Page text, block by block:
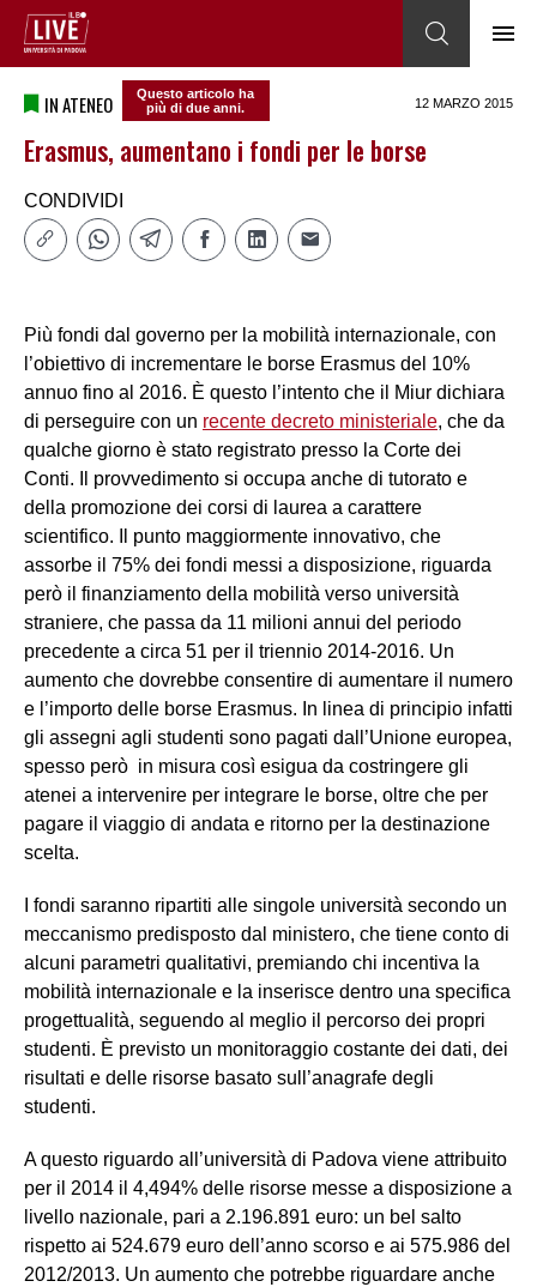
IN ATENEO
Questo articolo ha
più di due anni.
12 MARZO 2015
Erasmus, aumentano i fondi per le borse
CONDIVIDI
Più fondi dal governo per la mobilità internazionale, con
l’obiettivo di incrementare le borse Erasmus del 10%
annuo fino al 2016. È questo l’intento che il Miur dichiara
di perseguire con un recente decreto ministeriale, che da
qualche giorno è stato registrato presso la Corte dei
Conti. Il provvedimento si occupa anche di tutorato e
della promozione dei corsi di laurea a carattere
scientifico. Il punto maggiormente innovativo, che
assorbe il 75% dei fondi messi a disposizione, riguarda
però il finanziamento della mobilità verso università
straniere, che passa da 11 milioni annui del periodo
precedente a circa 51 per il triennio 2014-2016. Un
aumento che dovrebbe consentire di aumentare il numero
e l’importo delle borse Erasmus. In linea di principio infatti
gli assegni agli studenti sono pagati dall’Unione europea,
spesso però in misura così esigua da costringere gli
atenei a intervenire per integrare le borse, oltre che per
pagare il viaggio di andata e ritorno per la destinazione
scelta.
I fondi saranno ripartiti alle singole università secondo un
meccanismo predisposto dal ministero, che tiene conto di
alcuni parametri qualitativi, premiando chi incentiva la
mobilità internazionale e la inserisce dentro una specifica
progettualità, seguendo al meglio il percorso dei propri
studenti. È previsto un monitoraggio costante dei dati, dei
risultati e delle risorse basato sull’anagrafe degli
studenti.
A questo riguardo all’università di Padova viene attribuito
per il 2014 il 4,494% delle risorse messe a disposizione a
livello nazionale, pari a 2.196.891 euro: un bel salto
rispetto ai 524.679 euro dell’anno scorso e ai 575.986 del
2012/2013. Un aumento che potrebbe riguardare anche